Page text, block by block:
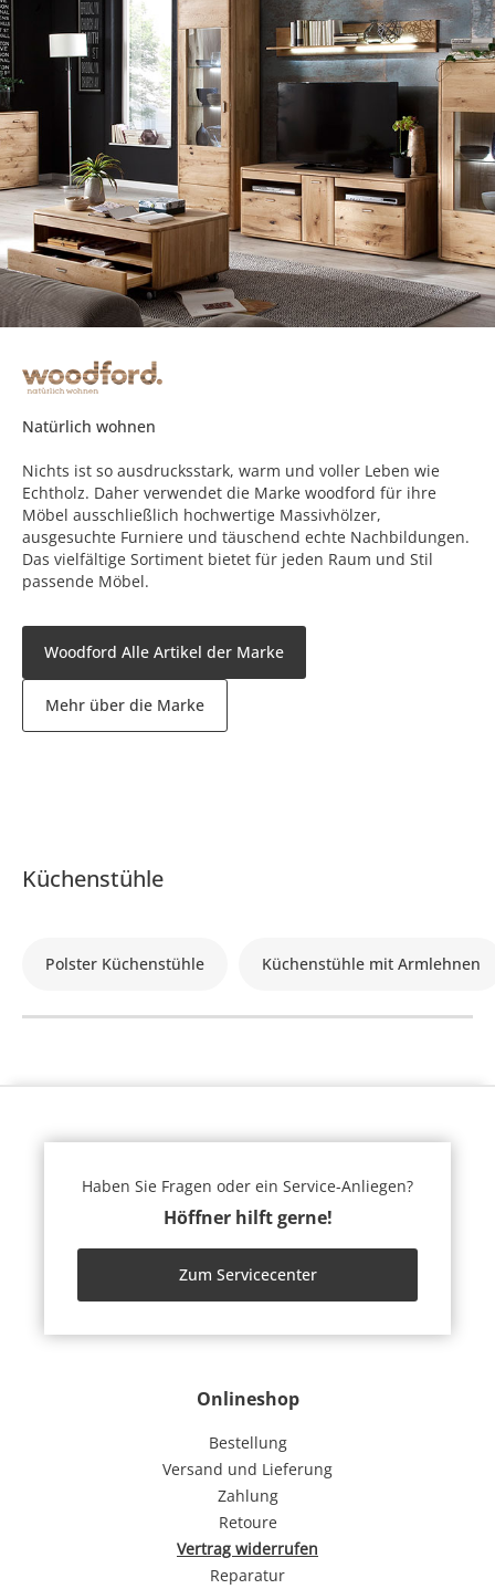
Natürlich wohnen
Nichts ist so ausdrucksstark, warm und voller Leben wie
Echtholz. Daher verwendet die Marke woodford für ihre
Möbel ausschließlich hochwertige Massivhölzer,
ausgesuchte Furniere und täuschend echte Nachbildungen.
Das vielfältige Sortiment bietet für jeden Raum und Stil
passende Möbel.
Woodford Alle Artikel der Marke
Mehr über die Marke
Küchenstühle
Polster Küchenstühle Küchenstühle mit Armlehnen
Onlineshop
Bestellung
Versand und Lieferung
Zahlung
Retoure
Vertrag widerrufen
Reparatur
Haben Sie Fragen oder ein Service-Anliegen?
Höffner hilft gerne!
Zum Servicecenter